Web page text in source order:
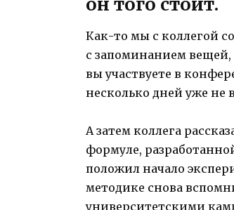
Как-то мы с коллегой
с запоминанием вещей,
вы участвуете в
несколько дней уже не
А затем коллега
формуле,
положил начало
методике снова
университетскими